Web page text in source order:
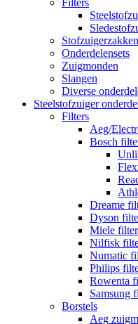
Filters
Stofzuigerzakken
Onderdelensets
Zuigmonden
Slangen
Diverse
Steelstofzuiger
Filters
Aeg/
Bosch
Dreame
Dyson
Miele
Nilfisk
Numatic
Philips
Rowenta
Samsung
Borstels
Aeg